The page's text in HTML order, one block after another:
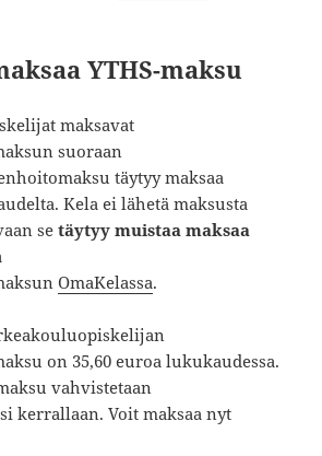
YTHS-maksu
maksavat
suoraan
täytyy maksaa
Kela ei lähetä maksusta
setäytyy muistaa maksaa
OmaKelassa.
on 35,60 euroa lukukaudessa.
vahvistetaan
kerrallaan. Voit maksaa nyt